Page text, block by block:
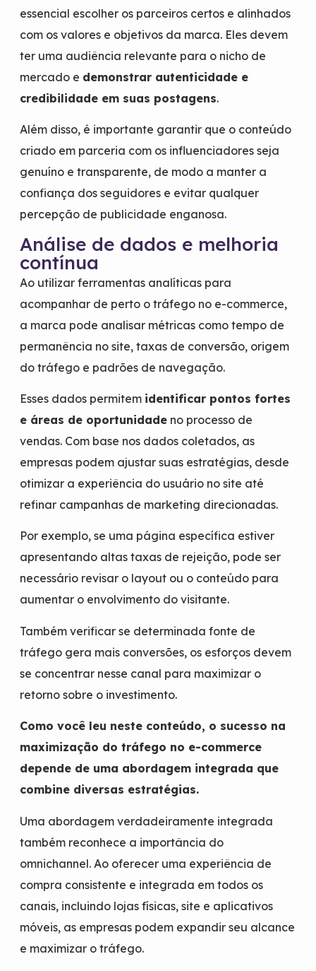
essencial escolher os parceiros certos e alinhados
com os valores e objetivos da marca. Eles devem
ter uma audiência relevante para o nicho de
mercado e demonstrar autenticidade e
credibilidade em suas postagens.
Além disso, é importante garantir que o conteúdo
criado em parceria com os influenciadores seja
genuíno e transparente, de modo a manter a
confiança dos seguidores e evitar qualquer
percepção de publicidade enganosa.
Análise de dados e melhoria
contínua
Ao utilizar ferramentas analíticas para
acompanhar de perto o tráfego no e-commerce,
a marca pode analisar métricas como tempo de
permanência no site, taxas de conversão, origem
do tráfego e padrões de navegação.
Esses dados permitem identificar pontos fortes
e áreas de oportunidadeno processo de
vendas. Com base nos dados coletados, as
empresas podem ajustar suas estratégias, desde
otimizar a experiência do usuário no site até
refinar campanhas de marketing direcionadas.
Por exemplo, se uma página específica estiver
apresentando altas taxas de rejeição, pode ser
necessário revisar o layout ou o conteúdo para
aumentar o envolvimento do visitante.
Também verificar se determinada fonte de
tráfego gera mais conversões, os esforços devem
se concentrar nesse canal para maximizar o
retorno sobre o investimento.
Como você leu neste conteúdo, o sucesso na
maximização do tráfego no e-commerce
depende de uma abordagem integrada que
combine diversas estratégias.
Uma abordagem verdadeiramente integrada
também reconhece a importância do
omnichannel. Ao oferecer uma experiência de
compra consistente e integrada em todos os
canais, incluindo lojas físicas, site e aplicativos
móveis, as empresas podem expandir seu alcance
e maximizar o tráfego.